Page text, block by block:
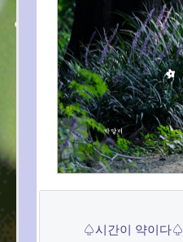
♤시간이 약이다♤